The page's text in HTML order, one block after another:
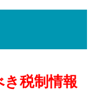
税制情報